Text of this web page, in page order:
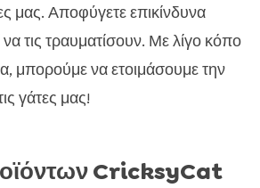
μας. Αποφύγετε επικίνδυνα
τις τραυματίσουν. Με λίγο κόπο
μπορούμε να ετοιμάσουμε την
γάτες μας!
CricksyCat